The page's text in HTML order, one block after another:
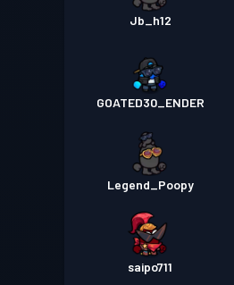
Jb_h12
GOATED30_ENDER
Legend_Poopy
saipo711